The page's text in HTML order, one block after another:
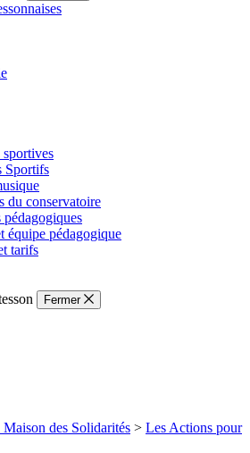
Sportifs
du conservatoire
équipe pédagogique
tarifs
Fermer
des Solidarités > Les Actions pour